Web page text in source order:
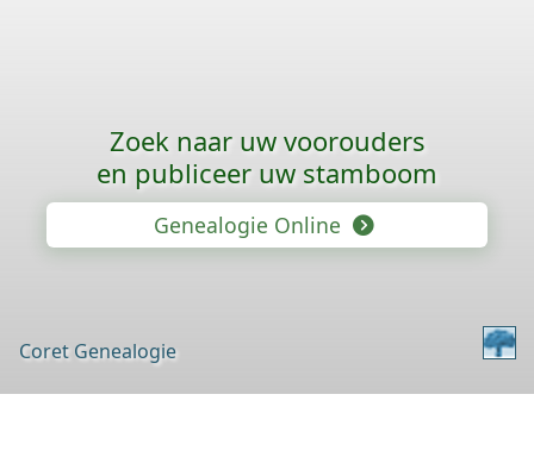
Zoek naar uw voorouders
en publiceer uw stamboom
Genealogie Online
Coret Genealogie